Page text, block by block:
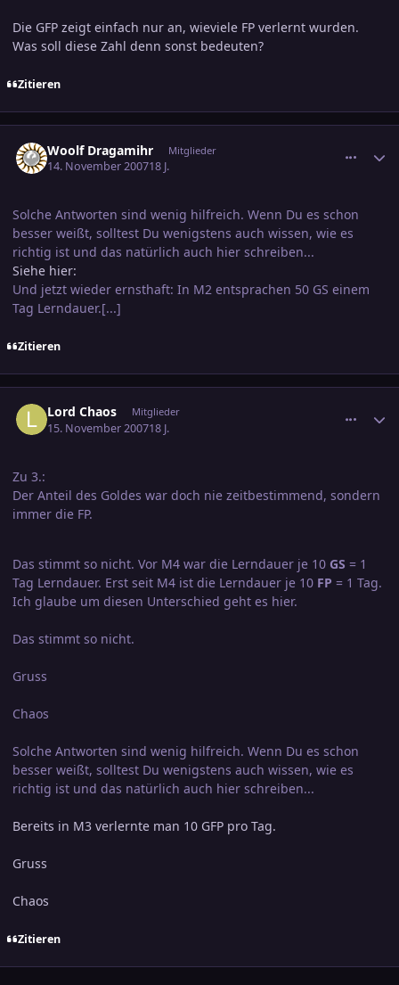
Die GFP zeigt einfach nur an, wieviele FP verlernt wurden.
Was soll diese Zahl denn sonst bedeuten?
Zitieren
Woolf Dragamihr Mitglieder
14. November 200718 J.
Solche Antworten sind wenig hilfreich. Wenn Du es schon
besser weißt, solltest Du wenigstens auch wissen, wie es
richtig ist und das natürlich auch hier schreiben...
Siehe hier:
Und jetzt wieder ernsthaft: In M2 entsprachen 50 GS einem
Tag Lerndauer.[...]
Zitieren
Lord Chaos Mitglieder
15. November 200718 J.
Zu 3.:
Der Anteil des Goldes war doch nie zeitbestimmend, sondern
immer die FP.
Das stimmt so nicht. Vor M4 war die Lerndauer je 10 GS = 1
Tag Lerndauer. Erst seit M4 ist die Lerndauer je 10 FP = 1 Tag.
Ich glaube um diesen Unterschied geht es hier.
Das stimmt so nicht.
Gruss
Chaos
Solche Antworten sind wenig hilfreich. Wenn Du es schon
besser weißt, solltest Du wenigstens auch wissen, wie es
richtig ist und das natürlich auch hier schreiben...
Bereits in M3 verlernte man 10 GFP pro Tag.
Gruss
Chaos
Zitieren